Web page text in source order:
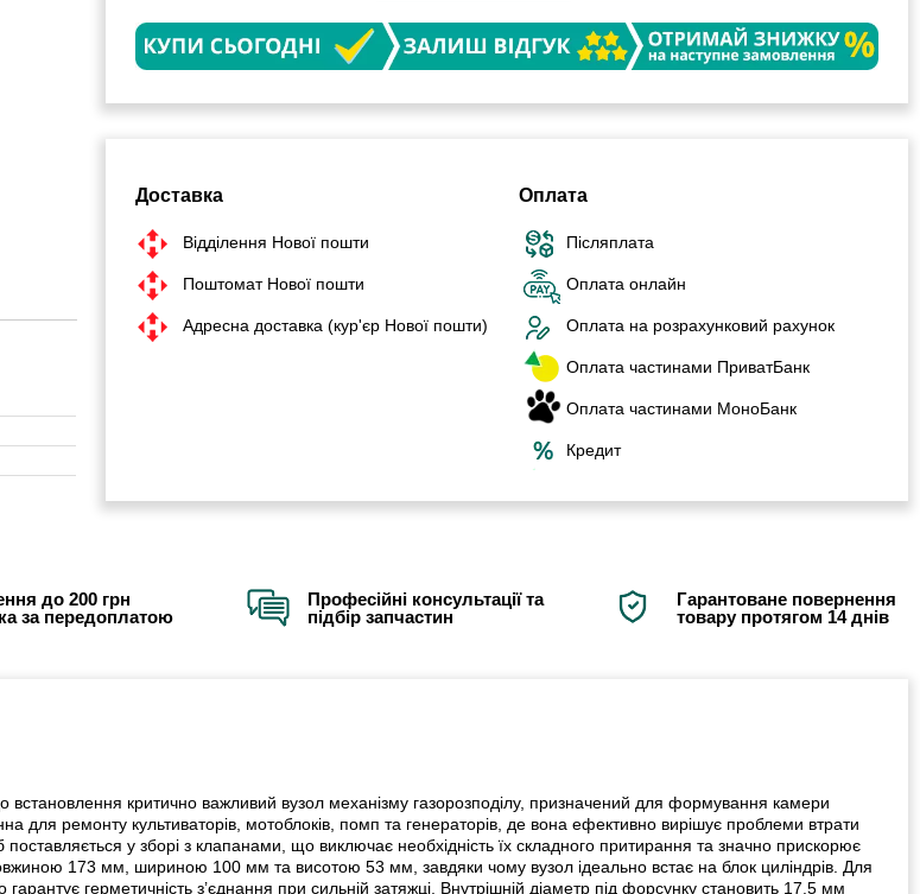
Доставка
Відділення Нової пошти
Поштомат Нової пошти
Адресна доставка (кур'єр Нової пошти)
Оплата
Післяплата
Оплата онлайн
Оплата на розрахунковий рахунок
Оплата частинами ПриватБанк
Оплата частинами МоноБанк
Кредит
до 200 грн
за передоплатою
Професійні консультації та
підбір запчастин
Гарантоване повернення
товару протягом 14 днів
критично важливий вузол механізму газорозподілу, призначений для формування камери
для ремонту культиваторів, мотоблоків, помп та генераторів, де вона ефективно вирішує проблеми втрати
у зборі з клапанами, що виключає необхідність їх складного притирання та значно прискорює
173 мм, шириною 100 мм та висотою 53 мм, завдяки чому вузол ідеально встає на блок циліндрів. Для
герметичність з’єднання при сильній затяжці. Внутрішній діаметр під форсунку становить 17.5 мм